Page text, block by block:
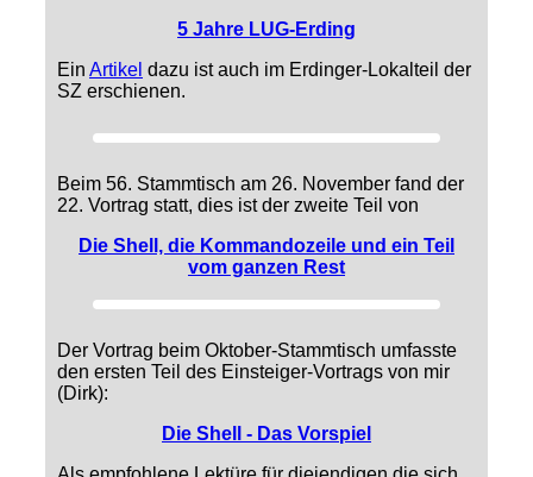
5 Jahre LUG-Erding
Ein Artikel dazu ist auch im Erdinger-Lokalteil der
SZ erschienen.
Beim 56. Stammtisch am 26. November fand der
22. Vortrag statt, dies ist der zweite Teil von
Die Shell, die Kommandozeile und ein Teil
vom ganzen Rest
Der Vortrag beim Oktober-Stammtisch umfasste
den ersten Teil des Einsteiger-Vortrags von mir
(Dirk):
Die Shell - Das Vorspiel